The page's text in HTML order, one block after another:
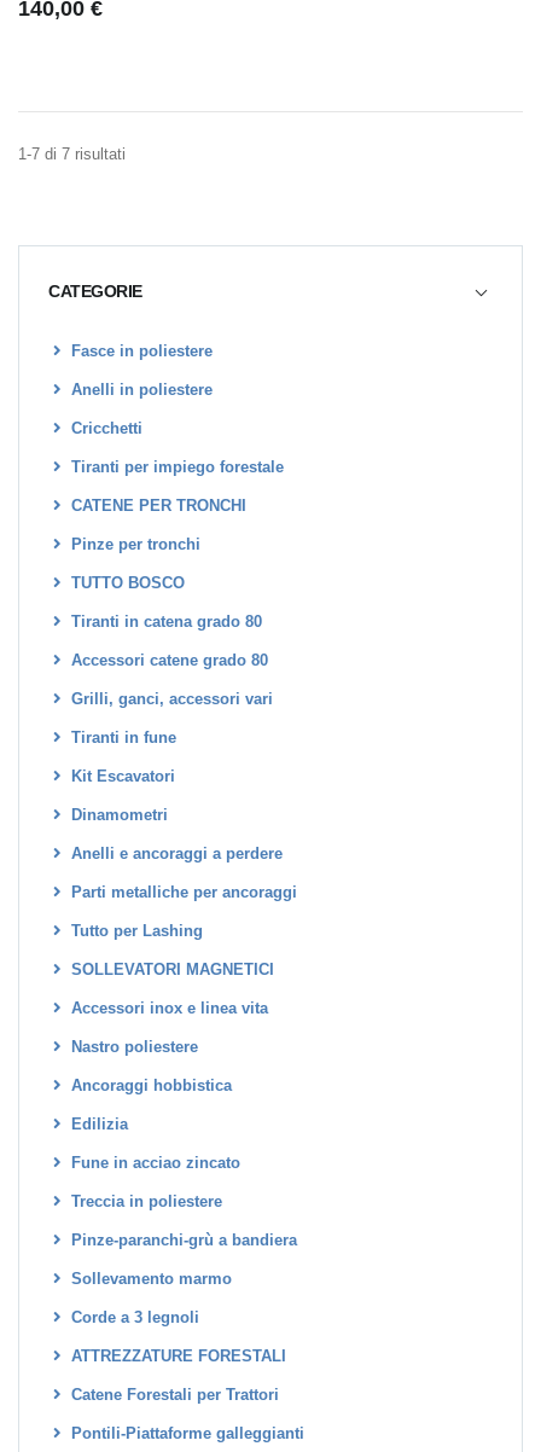
CATEGORIE
Fasce in poliestere
Anelli in poliestere
Cricchetti
Tiranti per impiego forestale
CATENE PER TRONCHI
Pinze per tronchi
TUTTO BOSCO
Tiranti in catena grado 80
Accessori catene grado 80
Grilli, ganci, accessori vari
Tiranti in fune
Kit Escavatori
Dinamometri
Anelli e ancoraggi a perdere
Parti metalliche per ancoraggi
Tutto per Lashing
SOLLEVATORI MAGNETICI
Accessori inox e linea vita
Nastro poliestere
Ancoraggi hobbistica
Edilizia
Fune in acciao zincato
Treccia in poliestere
Pinze-paranchi-grù a bandiera
Sollevamento marmo
Corde a 3 legnoli
ATTREZZATURE FORESTALI
Catene Forestali per Trattori
Pontili-Piattaforme galleggianti
140,00 €
1-7 di 7 risultati